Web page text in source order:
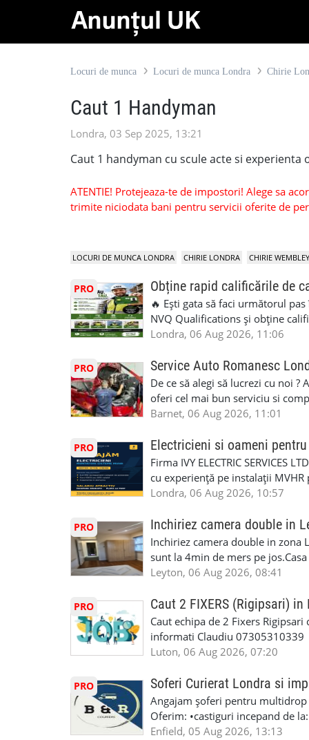
Locuri de munca Locuri de munca Londra Chirie
Caut 1 Handyman
Londra, 03 Sep 2025, 13:21
Caut 1 handyman cu scule acte si experienta
ATENTIE! Protejeaza-te de impostori! Alege sa
trimite niciodata bani pentru servicii oferite de
LOCURI DE MUNCA LONDRA CHIRIE LONDRA CHIRIE WEMBLEY
PRO Obține rapid calificările de
🔥 Ești gata să faci următorul
NVQ Qualifications și obține
Calificări recunoscute în UK ✅
competențele 👷 Indiferent dacă
oficială, noi te ajutăm să alegi
complicații. 💥 Suport real de la
noi oportunități de muncă și de
6RR 🚀 CSCS Colindale – GQA
te astăzi. Construiește-ți viitorul
Londra, 06 Aug 2026, 11:06
PRO Service Auto Romanesc
De ce să alegi să lucrezi cu noi
oferi cel mai bun serviciu si
alegerea ideală: Personal
Auto. Indiferent de situație,
repara in scurt timp si eficient
garaj auto care ofera orice tip de
Lucram cu Toate Garantiile si
iTP/MOT Masini Mici si Vanuri
Accident Management, Preluam
Masina la Schimb. ✅ Distributii
Geometrie Profesionala Roti
Explicatii. ✅ Suntem foarte buni
Reparam orice tip de masina
Masina de Drum Lung. ✅
Detailing Auto Interior/Exterior.
WhatsApp Text https://wa.link/
6HB
#AtelierAutoLondra
#RomanianGarageRepair
#RomanianMechanic
#MecaniciProfesionistiLondra
Barnet, 06 Aug 2026, 11:01
PRO Electricieni si oameni
Firma IVY ELECTRIC SERVICES
cu experiență pe instalații
obligatorii: 🔹 Full PPE
lucru constant ✅ Echipă
detalii și programare, trimiteți
Londra, 06 Aug 2026, 10:57
PRO Inchiriez camera double in
Inchiriez camera double in zona
sunt la 4min de mers pe
incluse.Cautam o persoana sau
seriozitate.Multumesc anticipat.
Leyton, 06 Aug 2026, 08:41
PRO Caut 2 FIXERS (Rigipsari) in
Caut echipa de 2 Fixers
informati Claudiu 07305310339
Luton, 06 Aug 2026, 07:20
PRO Soferi Curierat Londra si
Angajam șoferi pentru
Oferim: •castiguri incepand de
pentru cei platitori de VAT si
Enfield, 05 Aug 2026, 13:13